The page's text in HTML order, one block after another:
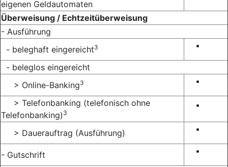
eigenen Geldautomaten
Überweisung / Echtzeitüberweisung
- Ausführung
- beleghaft eingereicht3
- beleglos eingereicht
> Online-Banking3
> Telefonbanking (telefonisch ohne
Telefonbanking) 3
> Dauerauftrag (Ausführung)
- Gutschrift